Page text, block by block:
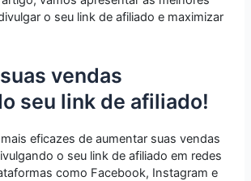
o seu link de afiliado e maximizar
vendas
seu link de afiliado!
eficazes de aumentar suas vendas
o seu link de afiliado em redes
como Facebook, Instagram e